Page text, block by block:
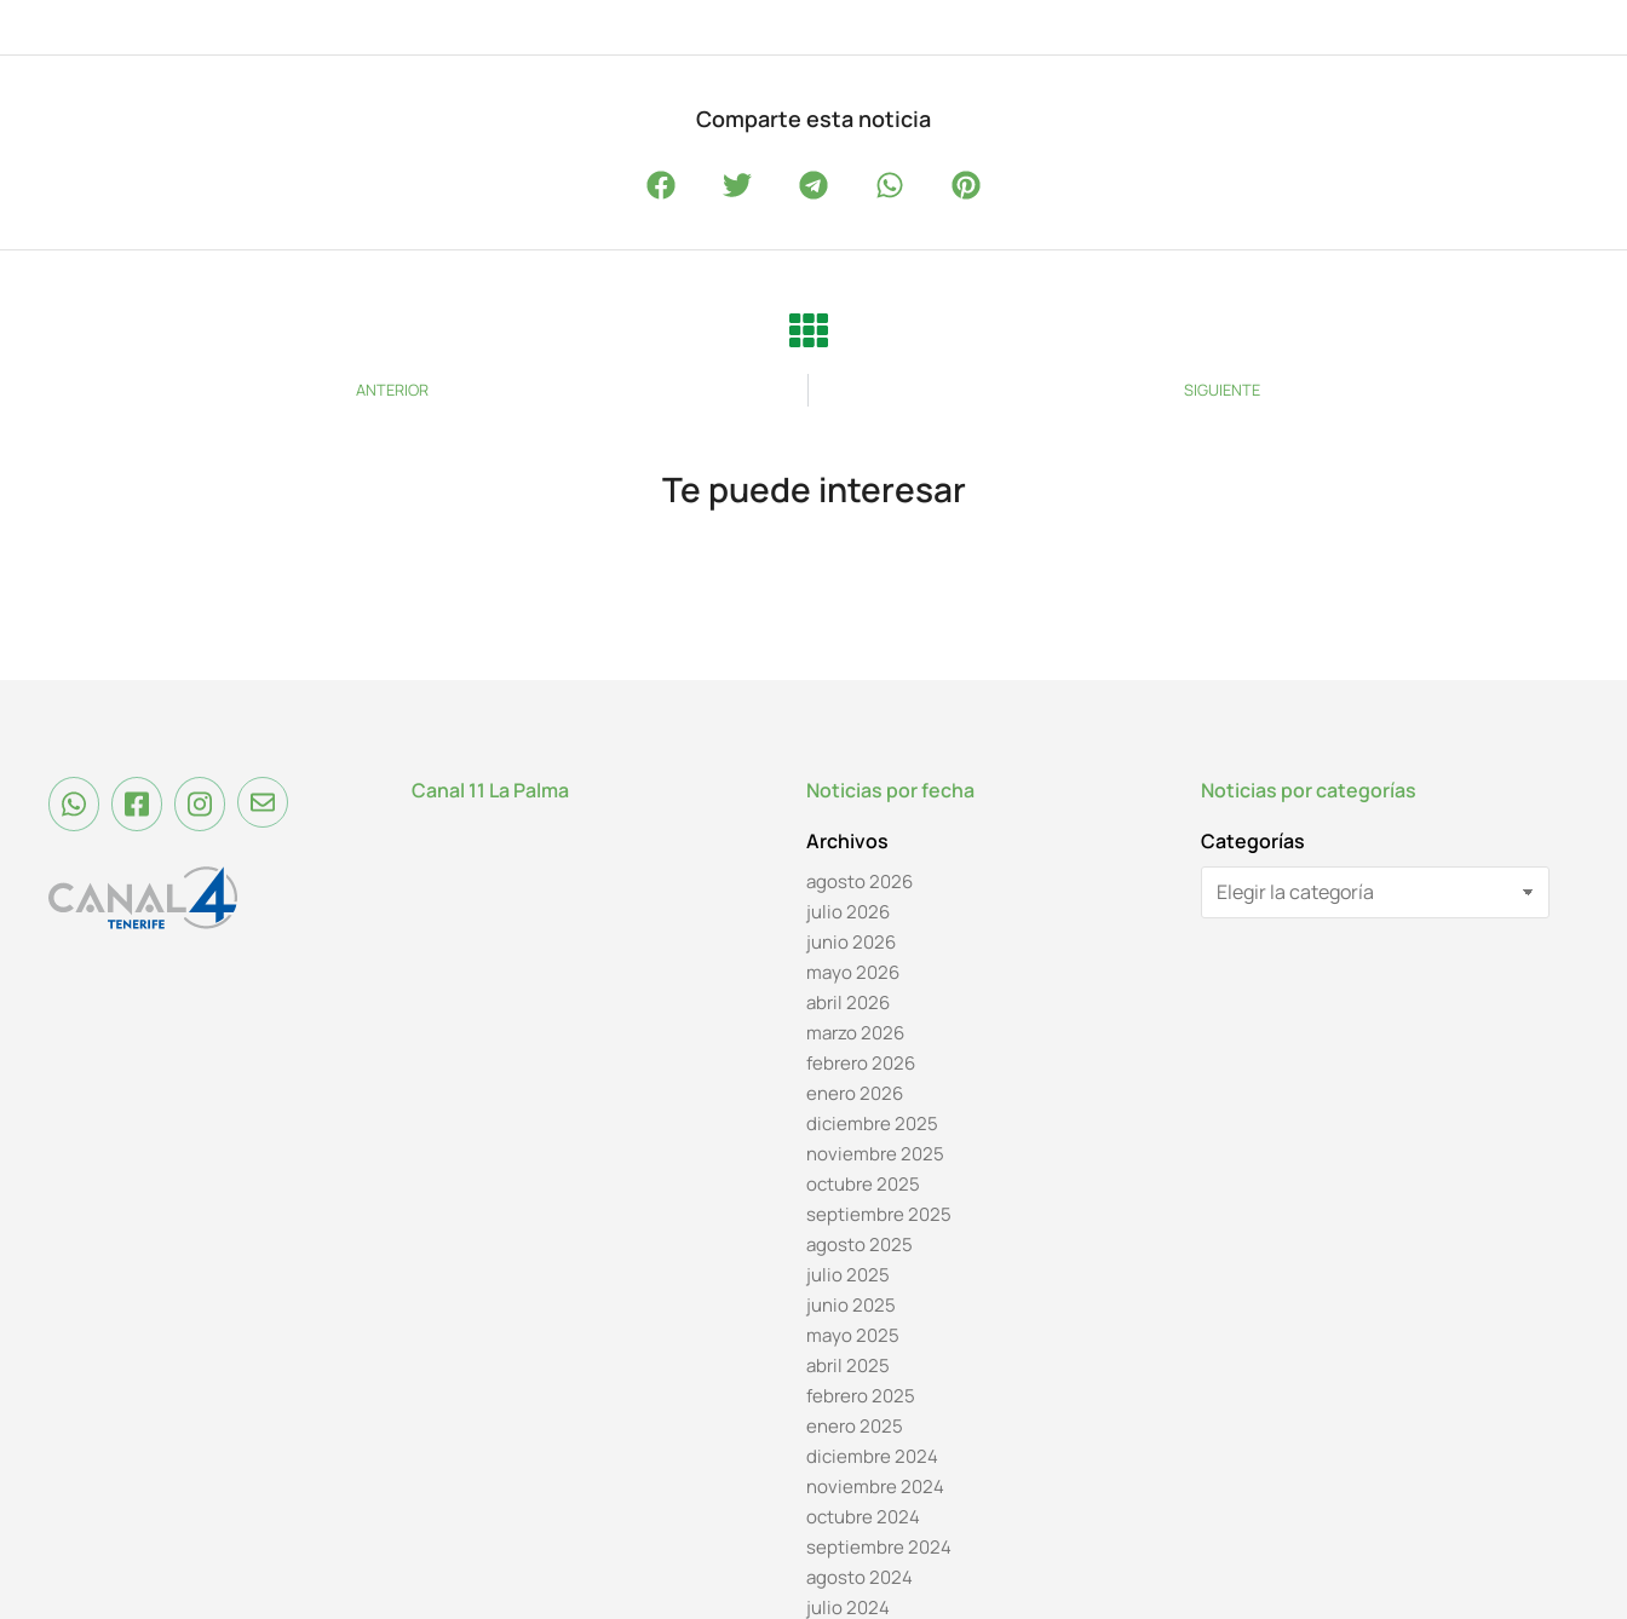
Comparte esta noticia
ANTERIOR SIGUIENTE
Te puede interesar
Canal 11 La Palma
Noticias por fecha
Archivos
agosto 2026
julio 2026
junio 2026
mayo 2026
abril 2026
marzo 2026
febrero 2026
enero 2026
diciembre 2025
noviembre 2025
octubre 2025
septiembre 2025
agosto 2025
julio 2025
junio 2025
mayo 2025
abril 2025
febrero 2025
enero 2025
diciembre 2024
noviembre 2024
octubre 2024
septiembre 2024
agosto 2024
julio 2024
Noticias por categorías
Categorías